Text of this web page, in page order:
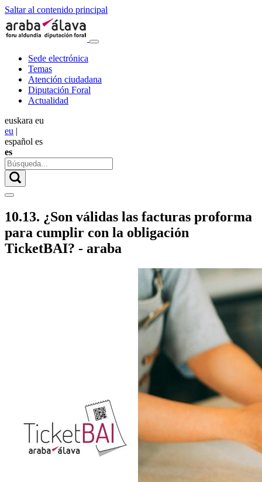
Saltar al contenido principal
Sede electrónica
Temas
Atención ciudadana
Diputación Foral
Actualidad
euskara eu
eu |
español es
es
10.13. ¿Son válidas las facturas proforma
para cumplir con la obligación
TicketBAI? - araba